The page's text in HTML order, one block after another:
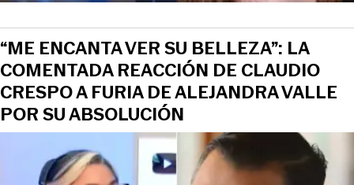
“ME ENCANTA VER SU BELLEZA”: LA
COMENTADA REACCIÓN DE CLAUDIO
CRESPO A FURIA DE ALEJANDRA VALLE
POR SU ABSOLUCIÓN